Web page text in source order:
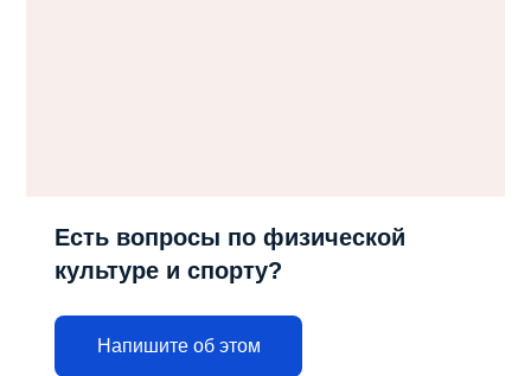
Есть вопросы по физической
культуре и спорту?
Напишите об этом